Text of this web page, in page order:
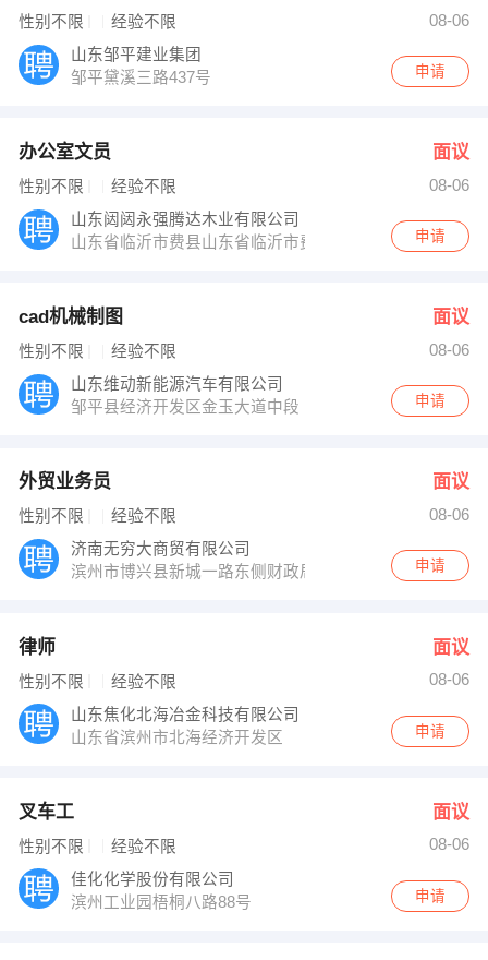
赵先生 发布 [外贸业务员 ] 招聘信息
段元刚 发布 [律师 ] 招聘信息
【山东维动新能源汽车有限公司 】 强势入驻
性别不限 经验不限
08-06
山东邹平建业集团
邹平黛溪三路437号
申请
办公室文员 面议
性别不限 经验不限
08-06
山东闼闼永强腾达木业有限公司
山东省临沂市费县山东省临沂市费县探沂镇TATA木门工
申请
cad机械制图 面议
性别不限 经验不限
08-06
山东维动新能源汽车有限公司
邹平县经济开发区金玉大道中段
申请
外贸业务员 面议
性别不限 经验不限
08-06
济南无穷大商贸有限公司
滨州市博兴县新城一路东侧财政局北临
申请
律师 面议
性别不限 经验不限
08-06
山东焦化北海冶金科技有限公司
山东省滨州市北海经济开发区
申请
叉车工 面议
性别不限 经验不限
08-06
佳化化学股份有限公司
滨州工业园梧桐八路88号
申请